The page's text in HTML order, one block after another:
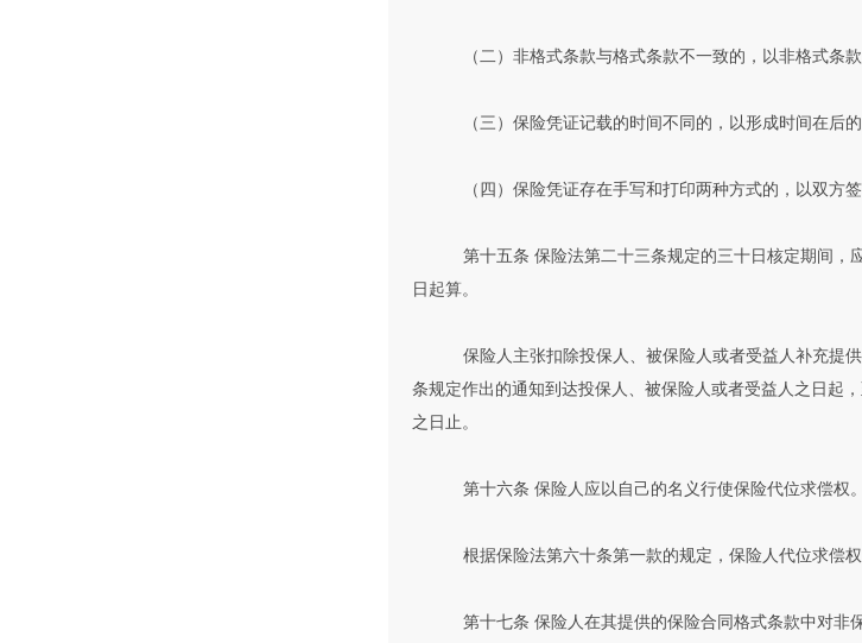
（二）非格式条款与格式条款不一致的，以非格式条款
（三）保险凭证记载的时间不同的，以形成时间在后的
（四）保险凭证存在手写和打印两种方式的，以双方
第十五条 保险法第二十三条规定的三十日核定期间，
日起算。
保险人主张扣除投保人、被保险人或者受益人补充提
条规定作出的通知到达投保人、被保险人或者受益人之日起
之日止。
第十六条 保险人应以自己的名义行使保险代位求偿权。
根据保险法第六十条第一款的规定，保险人代位求偿
第十七条 保险人在其提供的保险合同格式条款中对